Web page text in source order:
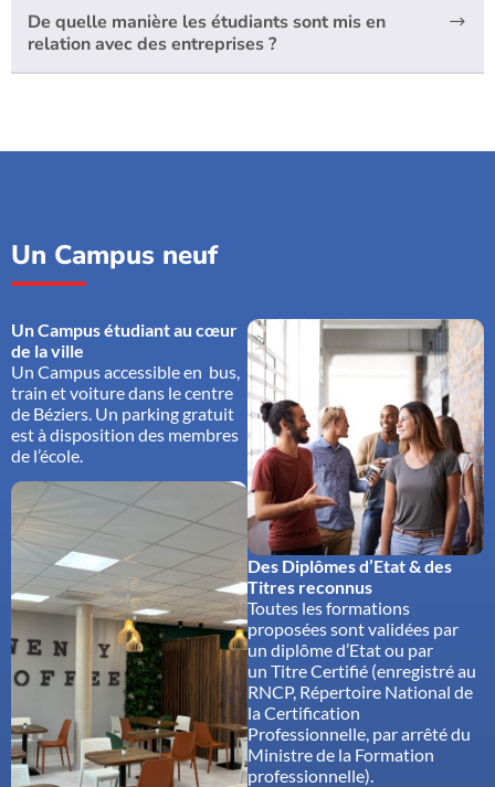
De quelle manière les étudiants sont mis en
relation avec des entreprises ?
Un Campus neuf
Un Campus étudiant au cœur
de la ville
Un Campus accessible en bus,
train et voiture dans le centre
de Béziers. Un parking gratuit
est à disposition des membres
de l’école.
Des Diplômes d’Etat & des
Titres reconnus
Toutes les formations
proposées sont validées par
un diplôme d’Etat ou par
un Titre Certifié (enregistré au
RNCP, Répertoire National de
la Certification
Professionnelle, par arrêté du
Ministre de la Formation
professionnelle).